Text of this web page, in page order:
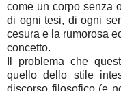
come un corpo senza
di ogni tesi, di ogni
cesura e la rumorosa
concetto.
Il problema che
quello dello stile